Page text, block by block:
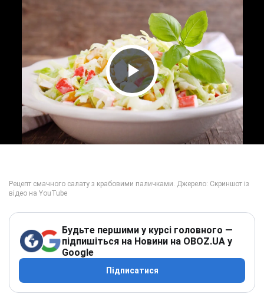
Play Video
Будьте першими у курсі головного —
підпишіться на Новини на OBOZ.UA у
Google
Підписатися